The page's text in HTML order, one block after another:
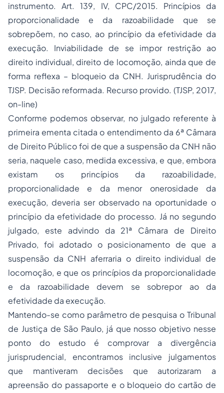
instrumento. Art. 139, IV, CPC/2015. Princípios da
proporcionalidade e da razoabilidade que se
sobrepõem, no caso, ao princípio da efetividade da
execução. Inviabilidade de se impor restrição ao
direito individual, direito de locomoção, ainda que de
forma reflexa – bloqueio da CNH. Jurisprudência do
TJSP. Decisão reformada. Recurso provido. (TJSP, 2017,
on-line)
Conforme podemos observar, no julgado referente à
primeira ementa citada o entendimento da 6ª Câmara
de Direito Público foi de que a suspensão da CNH não
seria, naquele caso, medida excessiva, e que, embora
existam os princípios da razoabilidade,
proporcionalidade e da menor onerosidade da
execução, deveria ser observado na oportunidade o
princípio da efetividade do processo. Já no segundo
julgado, este advindo da 21ª Câmara de Direito
Privado, foi adotado o posicionamento de que a
suspensão da CNH aferraria o direito individual de
locomoção, e que os princípios da proporcionalidade
e da razoabilidade devem se sobrepor ao da
efetividade da execução.
Mantendo-se como parâmetro de pesquisa o Tribunal
de Justiça de São Paulo, já que nosso objetivo nesse
ponto do estudo é comprovar a divergência
jurisprudencial, encontramos inclusive julgamentos
que mantiveram decisões que autorizaram a
apreensão do passaporte e o bloqueio do cartão de